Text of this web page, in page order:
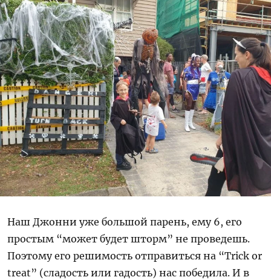
Наш Джонни уже большой парень, ему 6, его
простым “может будет шторм” не проведешь.
Поэтому его решимость отправиться на “Trick or
treat” (сладость или гадость) нас победила. И в